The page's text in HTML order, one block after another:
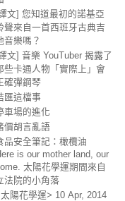
文] 您知道最初的諾基亞
聲來自一首西班牙古典吉
音樂嗎？
文] 音樂 YouTuber 揭露了
些卡通人物「實際上」會
確彈鋼琴
匯這檔事
車場的進化
價胡言亂語
品安全筆記：橄欖油
is our mother land, our
太陽花學運期間來自
法院的小角落
陽花學運> 10 Apr, 2014